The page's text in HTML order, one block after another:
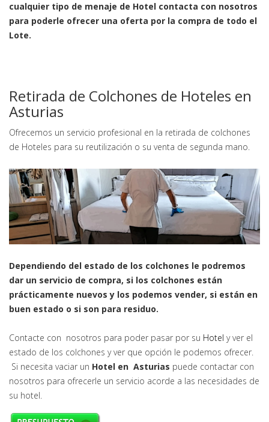
cualquier tipo de menaje de Hotel contacta con nosotros
para poderle ofrecer una oferta por la compra de todo el
Lote.
Retirada de Colchones de Hoteles en
Asturias
Ofrecemos un servicio profesional en la retirada de colchones
de Hoteles para su reutilización o su venta de segunda mano.
Dependiendo del estado de los colchones le podremos
dar un servicio de compra, si los colchones están
prácticamente nuevos y los podemos vender, si están en
buen estado o si son para residuo.
Contacte con nosotros para poder pasar por su Hotel y ver el
estado de los colchones y ver que opción le podemos ofrecer.
Si necesita vaciar un Hotel en Asturias puede contactar con
nosotros para ofrecerle un servicio acorde a las necesidades de
su hotel.